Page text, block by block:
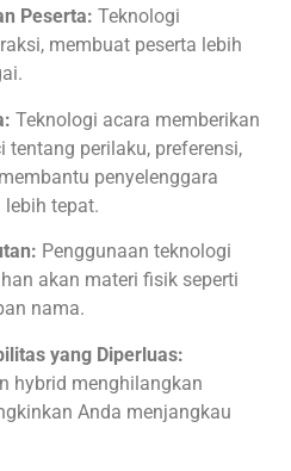
Peserta: Teknologi
membuat peserta lebih
Teknologi acara memberikan
tentang perilaku, preferensi,
penyelenggara
tepat.
Penggunaan teknologi
akan materi fisik seperti
nama.
yang Diperluas:
hybrid menghilangkan
Anda menjangkau